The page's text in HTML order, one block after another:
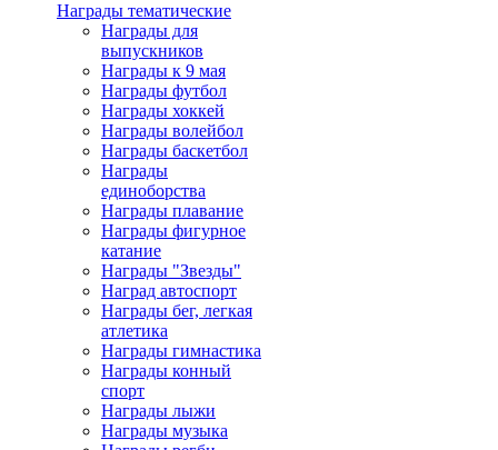
Награды тематические
Награды для
выпускников
Награды к 9 мая
Награды футбол
Награды хоккей
Награды волейбол
Награды баскетбол
Награды
единоборства
Награды плавание
Награды фигурное
катание
Награды "Звезды"
Наград автоспорт
Награды бег, легкая
атлетика
Награды гимнастика
Награды конный
спорт
Награды лыжи
Награды музыка